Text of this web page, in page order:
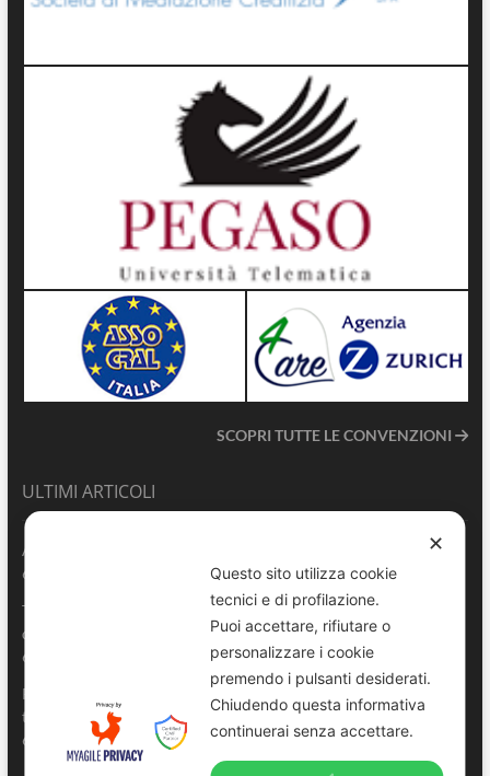
SCOPRI TUTTE LE CONVENZIONI
ULTIMI ARTICOLI
ANVU TG | Edizione del 06.08.2026
6 Agosto 2026
Terrasini 2026: aperte le pre-iscrizioni al 6° Convegno Regionale
delle Polizie Locali Siciliane
6 Agosto 2026
Pescara, comandante della Polizia Locale di Spoltore salva un
turista colto da malore in mare
6 Agosto 2026
✕
Questo sito utilizza cookie
tecnici e di profilazione.
Puoi accettare, rifiutare o
personalizzare i cookie
premendo i pulsanti desiderati.
Chiudendo questa informativa
continuerai senza accettare.